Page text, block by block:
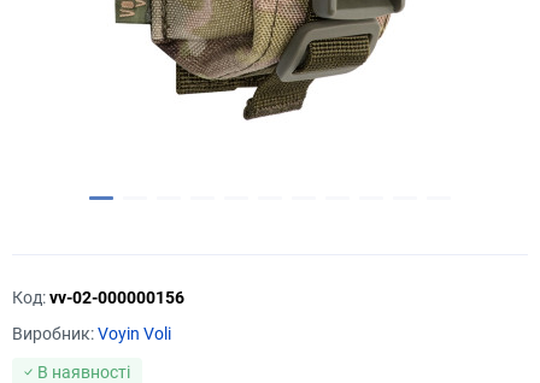
Код:vv-02-000000156
Виробник:Voyin Voli
В наявності